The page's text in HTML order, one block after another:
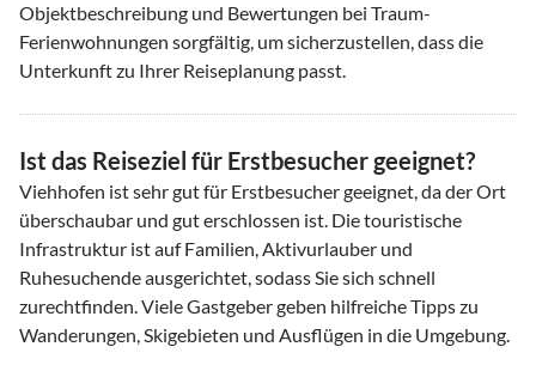
Objektbeschreibung und Bewertungen bei Traum-
Ferienwohnungen sorgfältig, um sicherzustellen, dass die
Unterkunft zu Ihrer Reiseplanung passt.
Ist das Reiseziel für Erstbesucher geeignet?
Viehhofen ist sehr gut für Erstbesucher geeignet, da der Ort
überschaubar und gut erschlossen ist. Die touristische
Infrastruktur ist auf Familien, Aktivurlauber und
Ruhesuchende ausgerichtet, sodass Sie sich schnell
zurechtfinden. Viele Gastgeber geben hilfreiche Tipps zu
Wanderungen, Skigebieten und Ausflügen in die Umgebung.